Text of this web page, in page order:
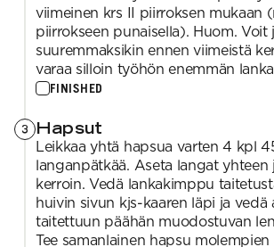
viimeinen krs II piirroksen mukaan
piirrokseen punaisella). Huom. Voit
suuremmaksikin ennen viimeistä
varaa silloin työhön enemmän
FINISHED
3 Hapsut
Leikkaa yhtä hapsua varten 4 kpl
langanpätkää. Aseta langat yhteen
kerroin. Vedä lankakimppu
huivin sivun kjs-kaaren läpi ja vedä
taitettuun päähän muodostuvan
Tee samanlainen hapsu molempien